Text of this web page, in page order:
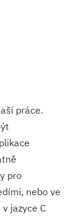
práce.
pro
nebo ve
jazyce C